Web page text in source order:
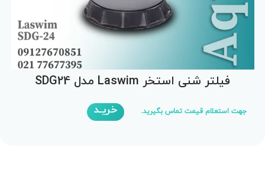
فیلتر شنی استخر Laswim مدل SDG24
جهت استعلام قیمت تماس بگیرید. خریـد